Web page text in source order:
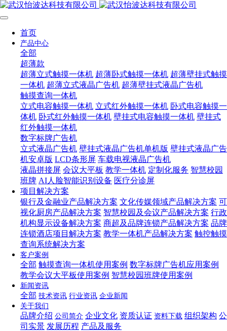
首页
产品中心
全部
超薄款
超薄立式触摸一体机 超薄卧式触摸一体机 超薄壁挂式触摸
一体机 超薄立式液晶广告机 超薄壁挂式液晶广告机
触摸查询一体机
立式电容触摸一体机 立式红外触摸一体机 卧式电容触摸一
体机 卧式红外触摸一体机 壁挂式电容触摸一体机 壁挂式
红外触摸一体机
数字标牌广告机
立式液晶广告机 壁挂式液晶广告机单机版 壁挂式液晶广告
机安卓版 LCD条形屏 车载电视液晶广告机
液晶拼接屏 会议大平板 教学一体机 定制化服务 智慧校园
班牌 AI人脸智能识别设备 医疗分诊屏
项目解决方案
银行及金融业产品解决方案 文化传媒领域产品解决方案 可
视化厨房产品解决方案 智慧校园及会议产品解决方案 行政
机构显示设备解决方案 商超及品牌连锁产品解决方案 品牌
连锁酒店项目解决方案 教学一体机产品解决方案 触控触摸
查询系统解决方案
客户案例
全部 触摸查询一体机使用案例 数字标牌广告机应用案例
教学会议大平板使用案例 智慧校园班牌使用案例
新闻资讯
全部 技术资讯 行业资讯 企业新闻
关于我们
品牌介绍 公司简介 企业文化 资质认证 资料下载 组织架构 公
司实景 发展历程 产品及服务